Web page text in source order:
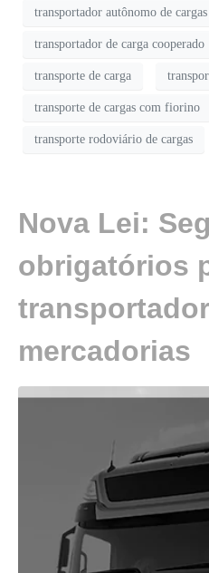
transportador autônomo de cargas
transportador de carga cooperado
transporte de carga
transporte de cargas com fiorino
transporte rodoviário de cargas
Nova Lei:
obrigatórios
mercadorias